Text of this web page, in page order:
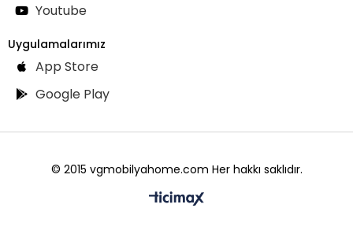
Youtube
Uygulamalarımız
App Store
Google Play
© 2015 vgmobilyahome.com Her hakkı saklıdır.